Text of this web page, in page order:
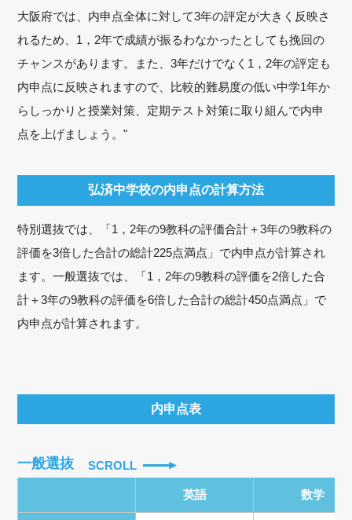
大阪府では、内申点全体に対して3年の評定が大きく反映さ
れるため、1，2年で成績が振るわなかったとしても挽回の
チャンスがあります。また、3年だけでなく1，2年の評定も
内申点に反映されますので、比較的難易度の低い中学1年か
らしっかりと授業対策、定期テスト対策に取り組んで内申
点を上げましょう。"
弘済中学校の内申点の計算方法
特別選抜では、「1，2年の9教科の評価合計＋3年の9教科の
評価を3倍した合計の総計225点満点」で内申点が計算され
ます。一般選抜では、「1，2年の9教科の評価を2倍した合
計＋3年の9教科の評価を6倍した合計の総計450点満点」で
内申点が計算されます。
内申点表
一般選抜 SCROLL
英語 数学